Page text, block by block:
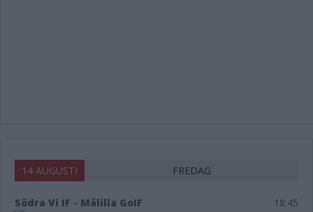
14 AUGUSTI FREDAG
Södra Vi IF - Målilla GoIF
18:45